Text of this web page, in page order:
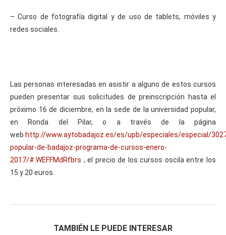
– Curso de fotografía digital y de uso de tablets, móviles y
redes sociales.
Las personas interesadas en asistir a alguno de estos cursos
pueden presentar sus solicitudes de preinscripción hasta el
próximo 16 de diciembre, en la sede de la universidad popular,
en Ronda del Pilar, o a través de la página
web http://www.aytobadajoz.es/es/upb/especiales/especial/
popular-de-badajoz-programa-de-cursos-enero-
2017/#.WEFFMdRfbrs , el precio de los cursos oscila entre los
15 y 20 euros.
TAMBIÉN LE PUEDE INTERESAR